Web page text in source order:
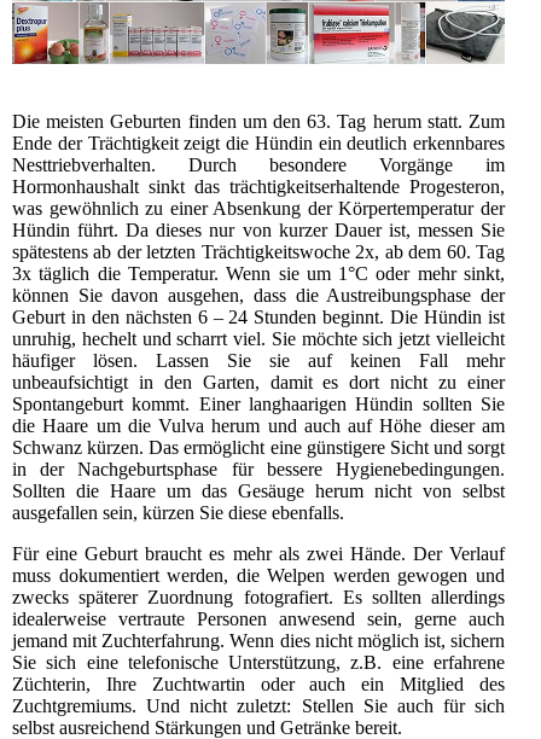
Die meisten Geburten finden um den 63. Tag herum statt. Zum
Ende der Trächtigkeit zeigt die Hündin ein deutlich erkennbares
Nesttriebverhalten. Durch besondere Vorgänge im
Hormonhaushalt sinkt das trächtigkeitserhaltende Progesteron,
was gewöhnlich zu einer Absenkung der Körpertemperatur der
Hündin führt. Da dieses nur von kurzer Dauer ist, messen Sie
spätestens ab der letzten Trächtigkeitswoche 2x, ab dem 60. Tag
3x täglich die Temperatur. Wenn sie um 1°C oder mehr sinkt,
können Sie davon ausgehen, dass die Austreibungsphase der
Geburt in den nächsten 6 – 24 Stunden beginnt. Die Hündin ist
unruhig, hechelt und scharrt viel. Sie möchte sich jetzt vielleicht
häufiger lösen. Lassen Sie sie auf keinen Fall mehr
unbeaufsichtigt in den Garten, damit es dort nicht zu einer
Spontangeburt kommt. Einer langhaarigen Hündin sollten Sie
die Haare um die Vulva herum und auch auf Höhe dieser am
Schwanz kürzen. Das ermöglicht eine günstigere Sicht und sorgt
in der Nachgeburtsphase für bessere Hygienebedingungen.
Sollten die Haare um das Gesäuge herum nicht von selbst
ausgefallen sein, kürzen Sie diese ebenfalls.
Für eine Geburt braucht es mehr als zwei Hände. Der Verlauf
muss dokumentiert werden, die Welpen werden gewogen und
zwecks späterer Zuordnung fotografiert. Es sollten allerdings
idealerweise vertraute Personen anwesend sein, gerne auch
jemand mit Zuchterfahrung. Wenn dies nicht möglich ist, sichern
Sie sich eine telefonische Unterstützung, z.B. eine erfahrene
Züchterin, Ihre Zuchtwartin oder auch ein Mitglied des
Zuchtgremiums. Und nicht zuletzt: Stellen Sie auch für sich
selbst ausreichend Stärkungen und Getränke bereit.